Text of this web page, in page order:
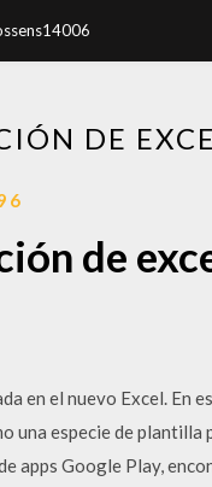
DE
de
en el nuevo Excel. En
una especie de
apps Google Play,